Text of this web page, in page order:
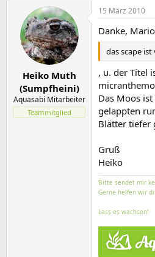
Heiko Muth
(Sumpfheini)
Aquasabi Mitarbeiter
Teammitglied
15 März 2010
Danke,
das scape
, u. der Titel
Das Moos
gelappten
Blätter tiefer
Gruß
Heiko
Bitte sendet mir
Gerne helfen wir
Lass es wachsen!